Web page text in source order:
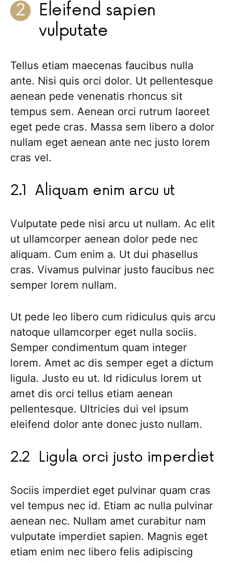
Eleifend sapien
vulputate
Tellus etiam maecenas faucibus nulla
ante. Nisi quis orci dolor. Ut pellentesque
aenean pede venenatis rhoncus sit
tempus sem. Aenean orci rutrum laoreet
eget pede cras. Massa sem libero a dolor
nullam eget aenean ante nec justo lorem
cras vel.
Aliquam enim arcu ut
Vulputate pede nisi arcu ut nullam. Ac elit
ut ullamcorper aenean dolor pede nec
aliquam. Cum enim a. Ut dui phasellus
cras. Vivamus pulvinar justo faucibus nec
semper lorem nullam.
Ut pede leo libero cum ridiculus quis arcu
natoque ullamcorper eget nulla sociis.
Semper condimentum quam integer
lorem. Amet ac dis semper eget a dictum
ligula. Justo eu ut. Id ridiculus lorem ut
amet dis orci tellus etiam aenean
pellentesque. Ultricies dui vel ipsum
eleifend dolor ante donec justo nullam.
Ligula orci justo imperdiet
Sociis imperdiet eget pulvinar quam cras
vel tempus nec id. Etiam ac nulla pulvinar
aenean nec. Nullam amet curabitur nam
vulputate imperdiet sapien. Magnis eget
etiam enim nec libero felis adipiscing